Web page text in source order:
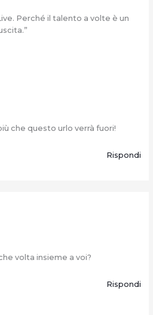
Perché il talento a volte è un
che questo urlo verrà fuori!
Rispondi
volta insieme a voi?
Rispondi